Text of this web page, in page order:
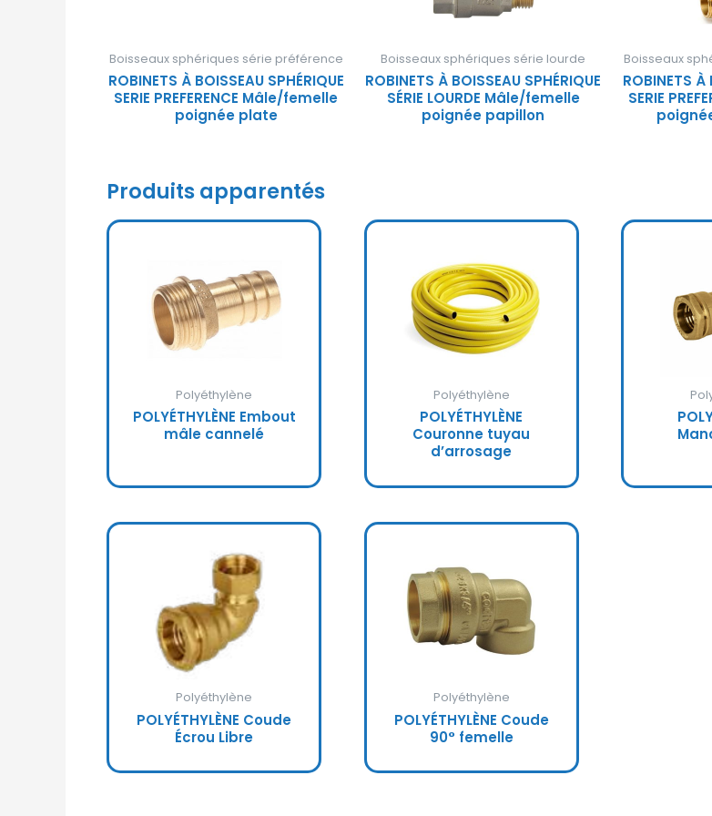
Boisseaux sphériques série préférence
ROBINETS À BOISSEAU SPHÉRIQUE
SERIE PREFERENCE Mâle/femelle
poignée plate
Boisseaux sphériques série lourde
ROBINETS À BOISSEAU SPHÉRIQUE
SÉRIE LOURDE Mâle/femelle
poignée papillon
Boisseaux
ROBINETS À
SERIE
Produits apparentés
Polyéthylène
POLYÉTHYLÈNE Embout
mâle cannelé
Polyéthylène
POLYÉTHYLÈNE
Couronne tuyau
d’arrosage
Polyéthylène
POLYÉTHYLÈNE Coude
Écrou Libre
Polyéthylène
POLYÉTHYLÈNE Coude
90° femelle